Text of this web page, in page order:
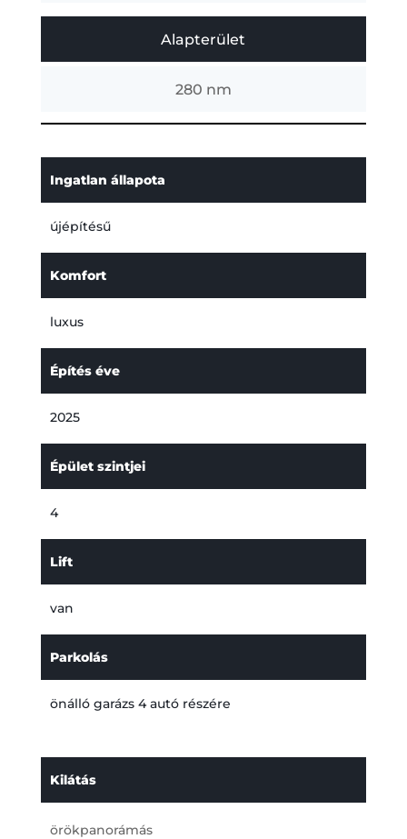
Alapterület
280 nm
Ingatlan állapota
újépítésű
Komfort
luxus
Építés éve
2025
Épület szintjei
4
Lift
van
Parkolás
önálló garázs 4 autó részére
Kilátás
örökpanorámás